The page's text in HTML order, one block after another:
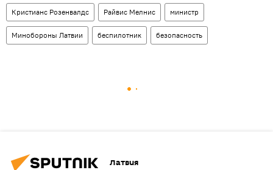
Кристианс Розенвалдс Райвис Мелнис министр
Минобороны Латвии беспилотник безопасность
Латвия